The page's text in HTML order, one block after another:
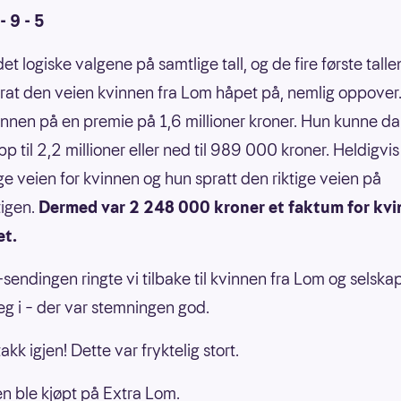
9 - 5
logiske valgene på samtlige tall, og de fire første
den veien kvinnen fra Lom håpet på, nemlig
på en premie på 1,6 millioner kroner. Hun kunne
til 2,2 millioner eller ned til 989 000 kroner.
veien for kvinnen og hun spratt den riktige veien på
Dermed var 2 248 000 kroner et faktum for
ringte vi tilbake til kvinnen fra Lom og
i – der var stemningen god.
igjen! Dette var fryktelig stort.
ble kjøpt på Extra Lom.